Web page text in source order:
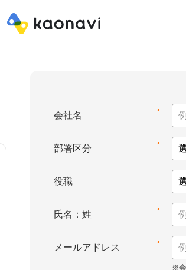
*
会社名
*
部署区分
役職
*
氏名：姓
*
メールアドレス